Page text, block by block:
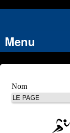
Menu
Nom